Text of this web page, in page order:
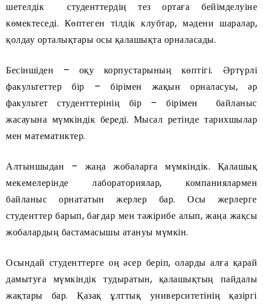
шетелдік студенттердің тез ортаға бейімделуіне
көмектеседі. Көптеген тілдік клубтар, мәдени шаралар,
қолдау орталықтары осы қалашықта орналасады.
Бесіншіден – оқу корпустарының көптігі. Әртүрлі
факультеттер бір – бірімен жақын орналасуы, әр
факультет студенттерінің бір – бірімен байланыс
жасауына мүмкіндік береді. Мысал ретінде тарихшылар
мен математиктер.
Алтыншыдан – жаңа жобаларға мүмкіндік. Қалашық
мекемелерінде лабораториялар, компаниялармен
байланыс орнататын жерлер бар. Осы жерлерге
студенттер барып, бағдар мен тәжірибе алып, жаңа жақсы
жобалардың бастамасышы атануы мүмкін.
Осындай студенттерге оң әсер беріп, оларды алға қарай
дамытуға мүмкіндік тудыратын, қалашықтың пайдалы
жақтары бар. Қазақ ұлттық университетінің қазіргі